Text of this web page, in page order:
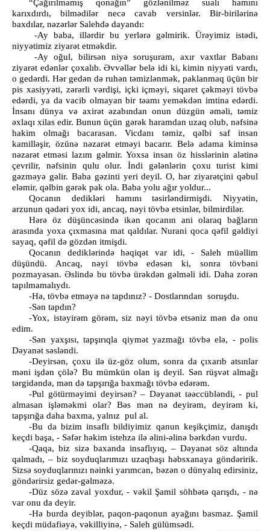
“Çağırılmamış qonağın” gözlənilməz sualı hamını
karıxdırdı, bilmədilər necə cavab versinlər. Bir-birilərinə
baxdılar, nəzərlər Salehdə dayandı:
-Ay baba, illərdir bu yerlərə gəlmirik. Ürəyimiz istədi,
niyyətimiz ziyarət etməkdir.
-Ay oğul, bilirsən niyə soruşuram, axır vaxtlar Babanı
ziyarət edənlər çoxalıb. Əvvəllər belə idi ki, kimin niyyəti vardı,
o gedərdi. Hər gedən də ruhən təmizlənmək, paklanmaq üçün bir
pis xasiyyəti, zərərli vərdişi, içki içməyi, siqaret çəkməyi tövbə
edərdi, ya da vacib olmayan bir təamı yeməkdən imtina edərdi.
İnsanı dünya və axirət əzabından onun düzgün əməli, təmiz
əxlaqı xilas edir. Bunun üçün gərək haramdan uzaq olub, nəfsinə
hakim olmağı bacarasan. Vicdanı təmiz, qəlbi saf insan
kamilləşir, özünə nəzarət etməyi bacarır. Belə adama kiminsə
nəzarət etməsi lazım gəlmir. Yoxsa insan öz hisslərinin alətinə
çevrilir, nəfsinin qulu olur. İndi gələnlərin çoxu turist kimi
gəzməyə gəlir. Baba gəzinti yeri deyil. O, hər ziyarətçini qəbul
eləmir, qəlbin gərək pak ola. Baba yolu ağır yoldur...
Qocanın dedikləri hamını təsirləndirmişdi. Niyyətin,
arzunun qədəri yox idi, ancaq, nəyi tövbə etsinlər, bilmirdilər.
Hərə öz düşüncəsində ikən qocanın ani olaraq bağların
arasında yoxa çıxmasına mat qaldılar. Nurani qoca qəfil gəldiyi
sayaq, qəfil də gözdən itmişdi.
Qocanın dediklərində həqiqət var idi, - Saleh müəllim
düşündü. Ancaq, nəyi tövbə edəsən ki, sonra tövbəni
pozmayasan. Əslində bu tövbə ürəkdən gəlməli idi. Daha zorən
tapılmamalıydı.
-Hə, tövbə etməyə nə tapdınız? - Dostlarından soruşdu.
-Sən tapdın?
-Yox, istəyirəm görəm, siz nəyi tövbə etsəniz mən də onu
edim.
-Sən yaxşısı, tapşırıqla qiymət yazmağı tövbə elə, - polis
Dəyanət səsləndi.
-Deyirsən, çoxu ilə üz-göz olum, sonra da çıxarıb atsınlar
məni işdən çölə? Bu mümkün olan iş deyil. Sən rüşvət almağı
tərgidəndə, mən də tapşırığa baxmağı tövbə edərəm.
-Pul götürməyimi deyirsən? – Dəyanət təəccübləndi, - pul
almasan işləməkmi olar? Bəs mən nə deyirəm, deyirəm ki,
tapşırığa daha baxma, yalnız pul al.
-Bu da bizim insaflı bildiyimiz qanun keşikçimiz, danışdı
keçdi başa, - Səfər həkim istehza ilə əlini-əlinə bərkdən vurdu.
-Qaqa, biz sizə baxanda insaflıyıq, – Dəyanət söz altında
qalmadı, – biz soyduqlarımızı uzaqbaşı həbsxanaya göndəririk.
Sizsə soyduqlarınızı nəinki yarımcan, bəzən o dünyalıq edirsiniz,
göndərirsiz gedər-gəlməzə.
-Düz sözə zaval yoxdur, - vəkil Şamil söhbətə qarışdı, - nə
var onu da deyir.
-Hə burda deyiblər, paqon-paqonun ayağını basmaz. Şamil
keçdi müdafiəyə, vəkilliyinə, - Saleh gülümsədi.